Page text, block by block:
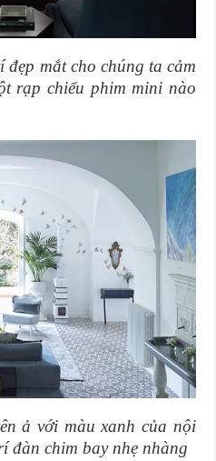
mắt cho chúng ta cảm
rạp chiếu phim mini nào
ả với màu xanh của nội
đàn chim bay nhẹ nhàng